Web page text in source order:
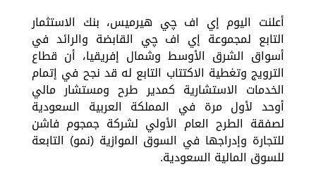
أعلنت اليوم إي اف چي هيرميس، بنك الاستثمار
التابع لمجموعة إي اف چي القابضة والرائد في
أسواق الشرق الأوسط وشمال إفريقيا، أن قطاع
الترويج وتغطية الاكتتاب التابع له قد نجح في إتمام
الخدمات الاستشارية كمدير طرح ومستشار مالي
أوحد لأول مرة في المملكة العربية السعودية
لصفقة الطرح العام الأولي لشركة جمجوم فاشن
للتجارة وإدراجها في السوق الموازية (نمو) التابعة
للسوق المالية السعودية.